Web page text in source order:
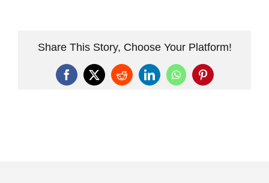
Share This Story, Choose Your Platform!